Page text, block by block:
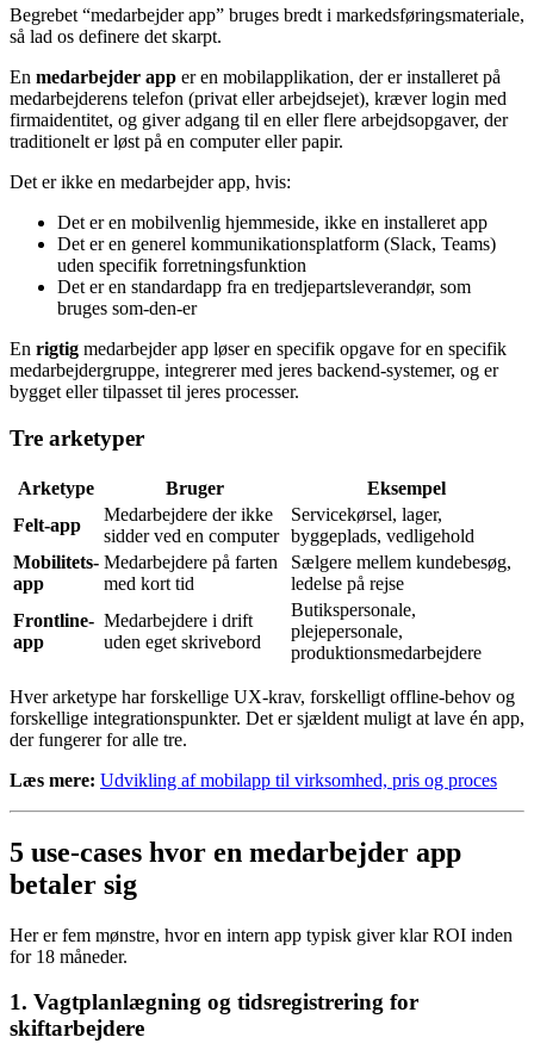
Begrebet “medarbejder app” bruges bredt i markedsføringsmateriale,
så lad os definere det skarpt.
En medarbejder app er en mobilapplikation, der er installeret på
medarbejderens telefon (privat eller arbejdsejet), kræver login med
firmaidentitet, og giver adgang til en eller flere arbejdsopgaver, der
traditionelt er løst på en computer eller papir.
Det er ikke en medarbejder app, hvis:
Det er en mobilvenlig hjemmeside, ikke en installeret app
Det er en generel kommunikationsplatform (Slack, Teams)
uden specifik forretningsfunktion
Det er en standardapp fra en tredjepartsleverandør, som
bruges som-den-er
En rigtig medarbejder app løser en specifik opgave for en specifik
medarbejdergruppe, integrerer med jeres backend-systemer, og er
bygget eller tilpasset til jeres processer.
Tre arketyper
Arketype Bruger
Eksempel
Felt-app
Medarbejdere der ikke
sidder ved en computer
Servicekørsel, lager,
byggeplads, vedligehold
Mobilitets-
app
Medarbejdere på farten
med kort tid
Sælgere mellem kundebesøg,
ledelse på rejse
Frontline-
app
Medarbejdere i drift
uden eget skrivebord
Butikspersonale,
plejepersonale,
produktionsmedarbejdere
Hver arketype har forskellige UX-krav, forskelligt offline-behov og
forskellige integrationspunkter. Det er sjældent muligt at lave én app,
der fungerer for alle tre.
Læs mere: Udvikling af mobilapp til virksomhed, pris og proces
5 use-cases hvor en medarbejder app
betaler sig
Her er fem mønstre, hvor en intern app typisk giver klar ROI inden
for 18 måneder.
1. Vagtplanlægning og tidsregistrering for
skiftarbejdere